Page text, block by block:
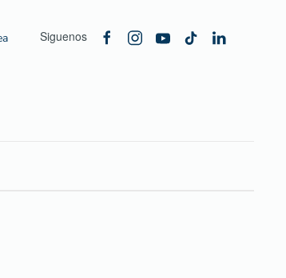
Siguenos